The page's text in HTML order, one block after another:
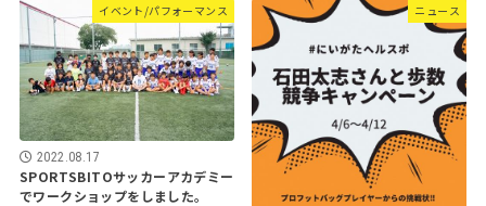
イベント/パフォーマンス
2022.08.17
SPORTSBITOサッカーアカデミー
でワークショップをしました。
ニュース